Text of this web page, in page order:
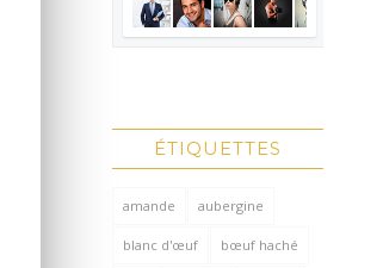
ÉTIQUETTES
amande aubergine
blanc d'œuf bœuf haché